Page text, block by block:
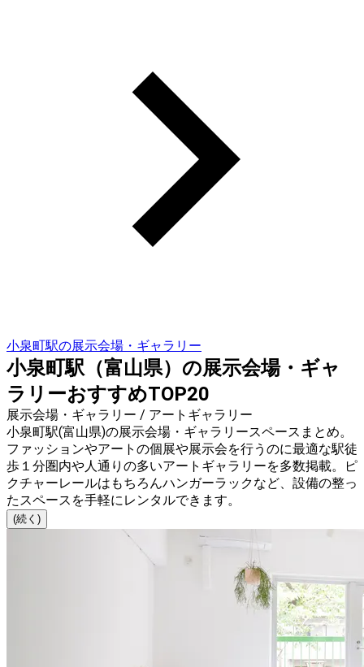
小泉町駅の展示会場・ギャラリー
小泉町駅（富山県）の展示会場・ギャ
ラリーおすすめTOP20
展示会場・ギャラリー / アートギャラリー
小泉町駅(富山県)の展示会場・ギャラリースペースまとめ。
ファッションやアートの個展や展示会を行うのに最適な駅徒
歩１分圏内や人通りの多いアートギャラリーを多数掲載。ピ
クチャーレールはもちろんハンガーラックなど、設備の整っ
たスペースを手軽にレンタルできます。
(続く)